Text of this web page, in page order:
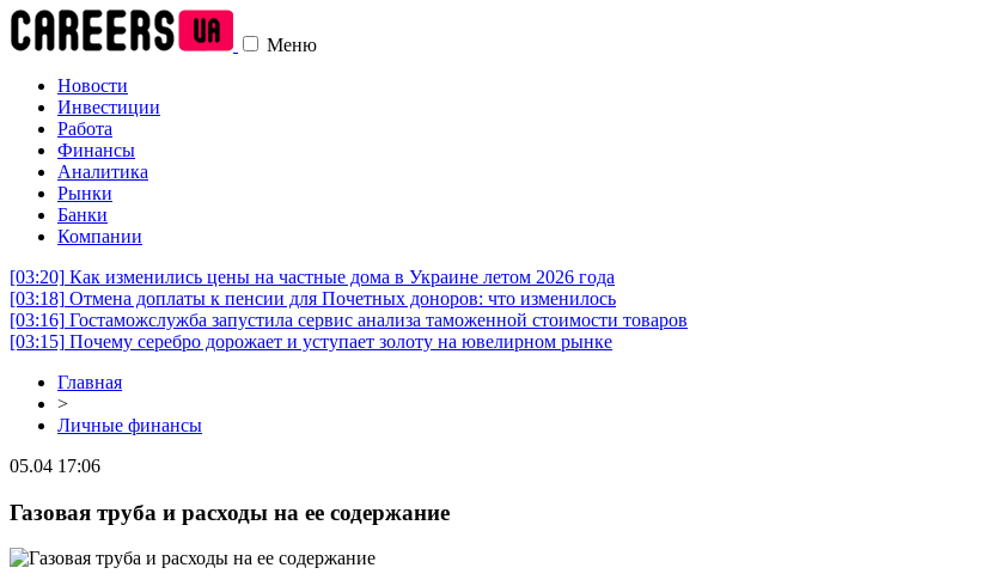
Меню
Новости
Инвестиции
Работа
Финансы
Аналитика
Рынки
Банки
Компании
[03:20] Как изменились цены на частные дома в Украине летом 2026 года
[03:18] Отмена доплаты к пенсии для Почетных доноров: что изменилось
[03:16] Гостаможслужба запустила сервис анализа таможенной стоимости товаров
[03:15] Почему серебро дорожает и уступает золоту на ювелирном рынке
Главная
>
Личные финансы
05.04 17:06
Газовая труба и расходы на ее содержание